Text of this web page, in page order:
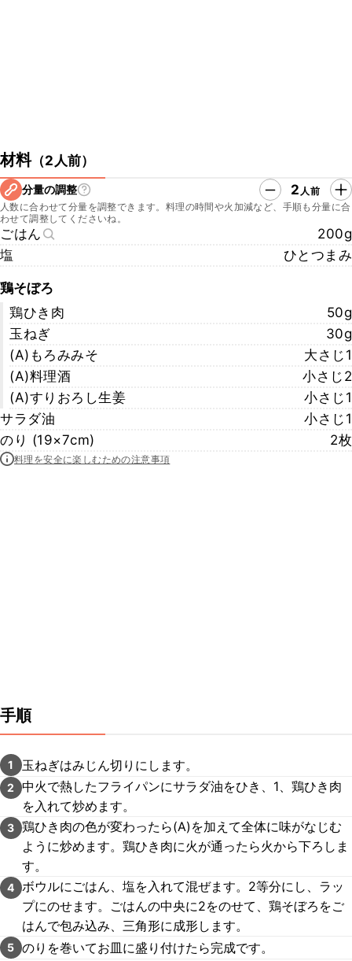
材料（2人前）
分量の調整 2 人前
人数に合わせて分量を調整できます。料理の時間や火加減など、手順も分量に合
わせて調整してくださいね。
ごはん
200g
塩
ひとつまみ
鶏そぼろ
鶏ひき肉
50g
玉ねぎ
30g
(A)もろみみそ
大さじ1
(A)料理酒
小さじ2
(A)すりおろし生姜
小さじ1
サラダ油
小さじ1
のり (19×7cm)
2枚
料理を安全に楽しむための注意事項
手順
1 玉ねぎはみじん切りにします。
2
中火で熱したフライパンにサラダ油をひき、1、鶏ひき肉
を入れて炒めます。
3 鶏ひき肉の色が変わったら(A)を加えて全体に味がなじむ
ように炒めます。鶏ひき肉に火が通ったら火から下ろしま
す。
4 ボウルにごはん、塩を入れて混ぜます。2等分にし、ラッ
プにのせます。ごはんの中央に2をのせて、鶏そぼろをご
はんで包み込み、三角形に成形します。
5 のりを巻いてお皿に盛り付けたら完成です。